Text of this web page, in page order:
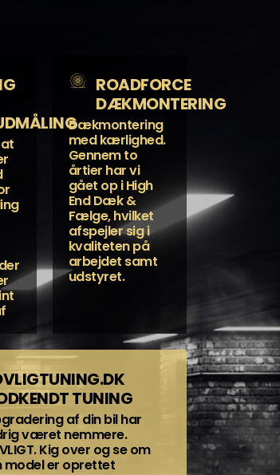
ROADFORCE
DÆKMONTERING
Dækmontering
med kærlighed.
Gennem to
årtier har vi
gået op i High
End Dæk &
Fælge, hvilket
afspejler sig i
kvaliteten på
arbejdet samt
udstyret.
TUNING
af din bil har
været nemmere.
Kig over og se om
model er oprettet